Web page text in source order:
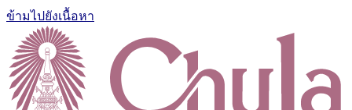
ข้ามไปยังเนื้อหา